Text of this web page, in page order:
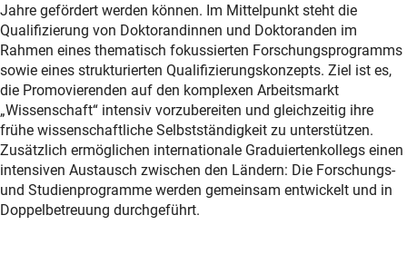
Jahre gefördert werden können. Im Mittelpunkt steht die
Qualifizierung von Doktorandinnen und Doktoranden im
Rahmen eines thematisch fokussierten Forschungsprogramms
sowie eines strukturierten Qualifizierungskonzepts. Ziel ist es,
die Promovierenden auf den komplexen Arbeitsmarkt
„Wissenschaft“ intensiv vorzubereiten und gleichzeitig ihre
frühe wissenschaftliche Selbstständigkeit zu unterstützen.
Zusätzlich ermöglichen internationale Graduiertenkollegs einen
intensiven Austausch zwischen den Ländern: Die Forschungs-
und Studienprogramme werden gemeinsam entwickelt und in
Doppelbetreuung durchgeführt.